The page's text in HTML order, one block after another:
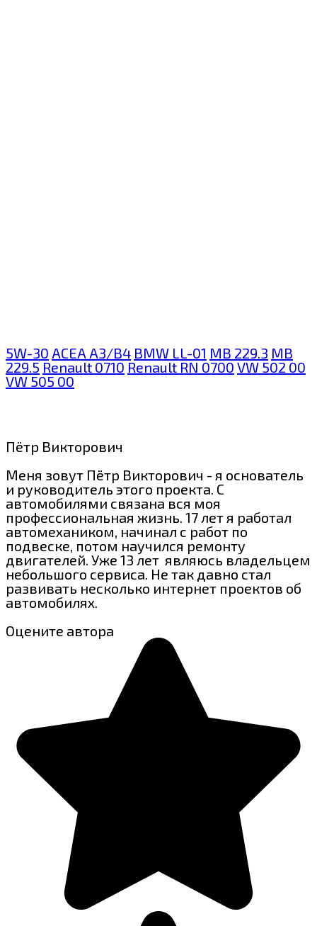
5W-30 ACEA A3/B4 BMW LL-01 MB 229.3 MB
229.5 Renault 0710 Renault RN 0700 VW 502 00
VW 505 00
Пётр Викторович
Меня зовут Пётр Викторович - я основатель
и руководитель этого проекта. С
автомобилями связана вся моя
профессиональная жизнь. 17 лет я работал
автомехаником, начинал с работ по
подвеске, потом научился ремонту
двигателей. Уже 13 лет являюсь владельцем
небольшого сервиса. Не так давно стал
развивать несколько интернет проектов об
автомобилях.
Оцените автора